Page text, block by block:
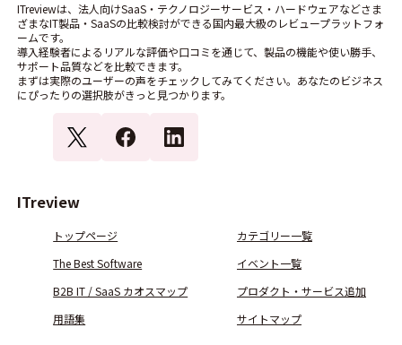
ITreviewは、法人向けSaaS・テクノロジーサービス・ハードウェアなどさま
ざまなIT製品・SaaSの比較検討ができる国内最大級のレビュープラットフォ
ームです。
導入経験者によるリアルな評価や口コミを通じて、製品の機能や使い勝手、
サポート品質などを比較できます。
まずは実際のユーザーの声をチェックしてみてください。あなたのビジネス
にぴったりの選択肢がきっと見つかります。
ITreview
トップページ
カテゴリー一覧
The Best Software
イベント一覧
B2B IT / SaaS カオスマップ
プロダクト・サービス追加
用語集
サイトマップ